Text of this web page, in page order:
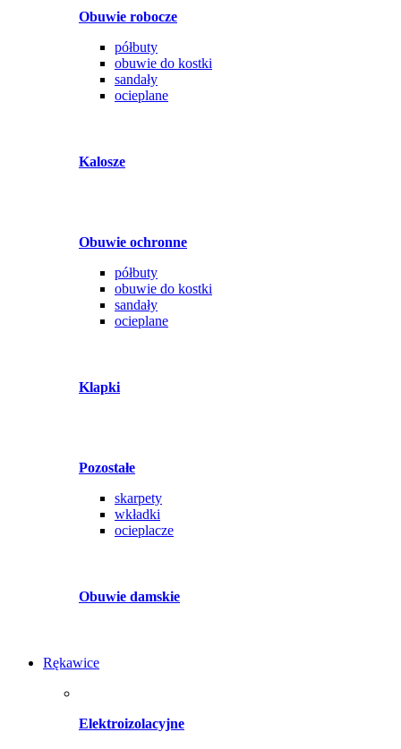
Obuwie robocze
półbuty
obuwie do kostki
sandały
ocieplane
Kalosze
Obuwie ochronne
półbuty
obuwie do kostki
sandały
ocieplane
Klapki
Pozostałe
skarpety
wkładki
ocieplacze
Obuwie damskie
Rękawice
Elektroizolacyjne